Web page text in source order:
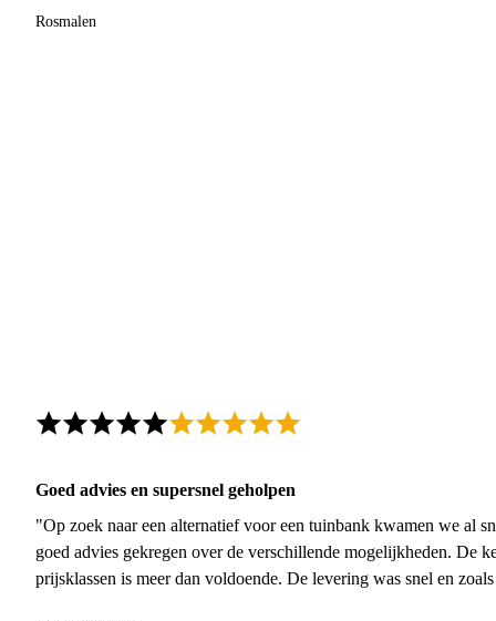
Rosmalen
Goed advies en supersnel geholpen
"Op zoek naar een alternatief voor een tuinbank kwamen we al
goed advies gekregen over de verschillende mogelijkheden. De
prijsklassen is meer dan voldoende. De levering was snel en